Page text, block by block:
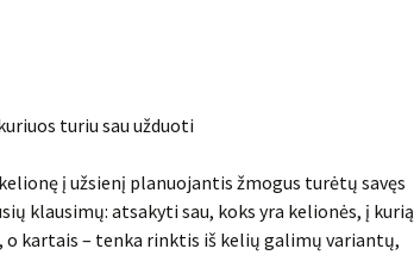
turiu sau užduoti
į užsienį planuojantis žmogus turėtų savęs
klausimų: atsakyti sau, koks yra kelionės, į kurią
kartais – tenka rinktis iš kelių galimų variantų,